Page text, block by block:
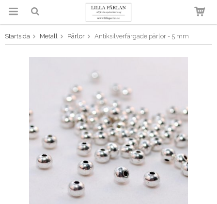
Produkten har blivit tillagd i
varukorgen
Startsida Metall Pärlor Antiksilverfärgade pärlor - 5 mm